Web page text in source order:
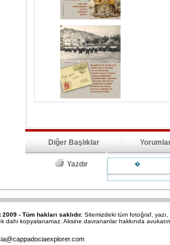
Diğer Başlıklar
Yazdır �
- Tüm hakları saklıdır. Sitemizdeki tüm fotoğraf,
dahi kopyalanamaz. Aksine davrananlar hakkında